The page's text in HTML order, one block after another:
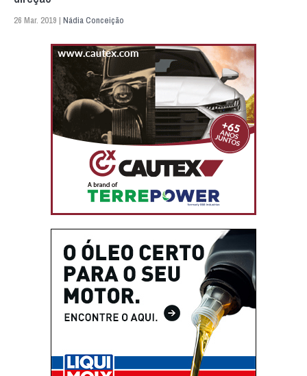
26 Mar. 2019 | Nádia Conceição